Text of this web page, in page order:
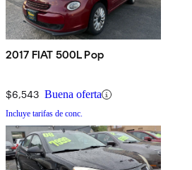
2017 FIAT 500L Pop
$6,543 Buena oferta
Incluye tarifas de conc.